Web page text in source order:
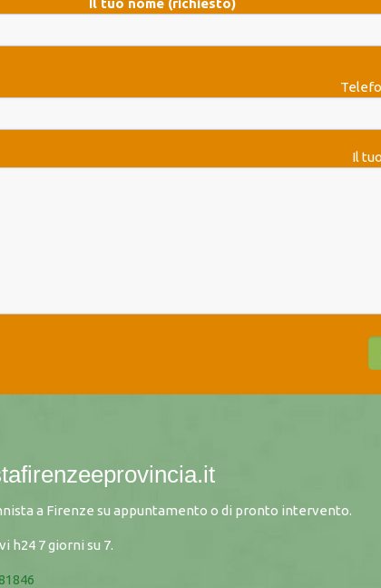
Il tuo nome (richiesto)
Il
a Firenze su appuntamento o di pronto intervento.
h24 7 giorni su 7.